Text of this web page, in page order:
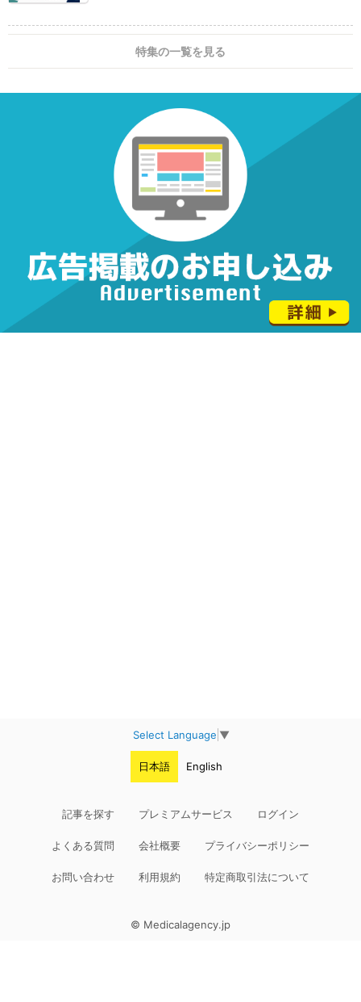
特集の一覧を見る
Select Language ▼
日本語 English
記事を探す プレミアムサービス ログイン
よくある質問 会社概要 プライバシーポリシー
お問い合わせ 利用規約 特定商取引法について
© Medicalagency.jp